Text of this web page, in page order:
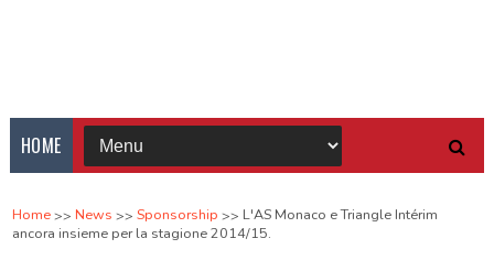
HOME
Home News Sponsorship
L'AS Monaco e Triangle Intérim
ancora insieme per la stagione 2014/15.